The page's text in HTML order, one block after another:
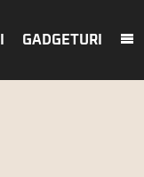
GADGETURI